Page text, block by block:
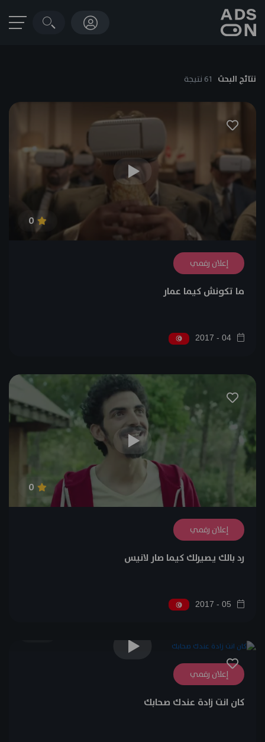
نتائج البحث 61 نتيجة
0
إعلان رقمي
ما تكونش كيما عمار
04 - 2017
0
إعلان رقمي
رد بالك يصيرلك كيما صار لانيس
05 - 2017
إعلان رقمي
كان انت زادة عندك صحابك